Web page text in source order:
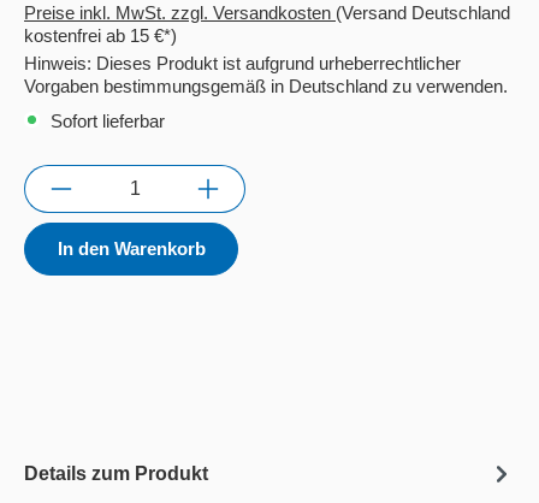
Preise inkl. MwSt. zzgl. Versandkosten (Versand Deutschland
kostenfrei ab 15 €*)
Hinweis: Dieses Produkt ist aufgrund urheberrechtlicher
Vorgaben bestimmungsgemäß in Deutschland zu verwenden.
Sofort lieferbar
Anzahl
In den Warenkorb
Details zum Produkt